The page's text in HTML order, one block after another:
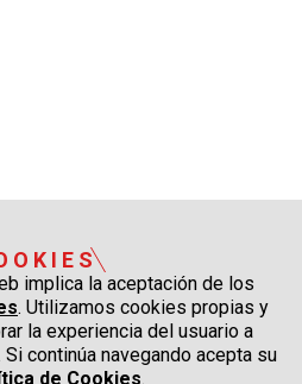
implica la aceptación de los
. Utilizamos cookies propias y
la experiencia del usuario a
continúa navegando acepta su
de Cookies.